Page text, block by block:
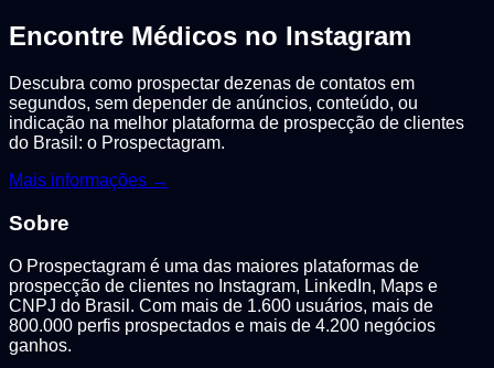
Encontre Médicos no Instagram
Descubra como prospectar dezenas de contatos em
segundos, sem depender de anúncios, conteúdo, ou
indicação na melhor plataforma de prospecção de clientes
do Brasil: o Prospectagram.
Mais informações →
Sobre
O Prospectagram é uma das maiores plataformas de
prospecção de clientes no Instagram, LinkedIn, Maps e
CNPJ do Brasil. Com mais de 1.600 usuários, mais de
800.000 perfis prospectados e mais de 4.200 negócios
ganhos.